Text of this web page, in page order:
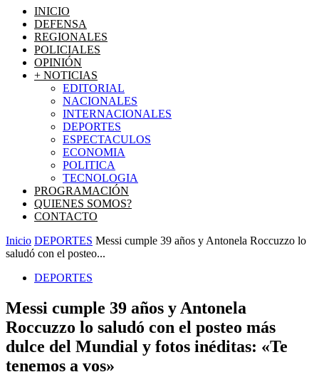
INICIO
DEFENSA
REGIONALES
POLICIALES
OPINIÓN
+ NOTICIAS
EDITORIAL
NACIONALES
INTERNACIONALES
DEPORTES
ESPECTACULOS
ECONOMIA
POLITICA
TECNOLOGIA
PROGRAMACIÓN
QUIENES SOMOS?
CONTACTO
Inicio DEPORTES Messi cumple 39 años y Antonela Roccuzzo lo
saludó con el posteo...
DEPORTES
Messi cumple 39 años y Antonela
Roccuzzo lo saludó con el posteo más
dulce del Mundial y fotos inéditas: «Te
tenemos a vos»